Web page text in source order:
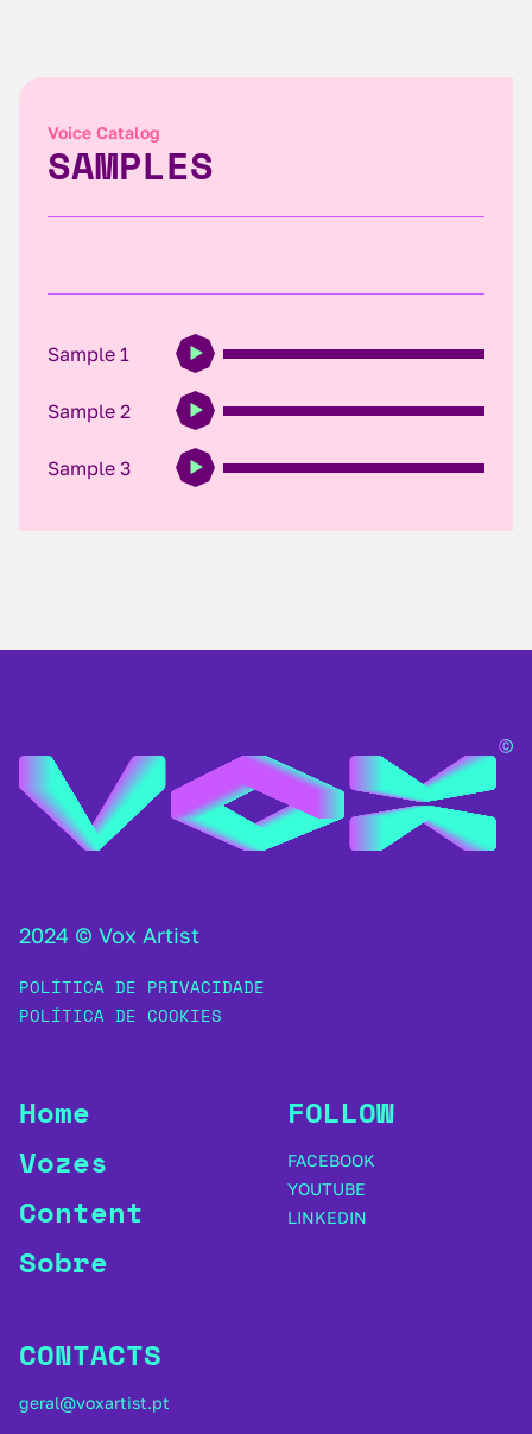
Voice Catalog
SAMPLES
Sample 1
Sample 2
Sample 3
2024 © Vox Artist
POLÍTICA DE PRIVACIDADE
POLÍTICA DE COOKIES
Home
Vozes
Content
Sobre
FOLLOW
FACEBOOK
YOUTUBE
LINKEDIN
CONTACTS
geral@voxartist.pt